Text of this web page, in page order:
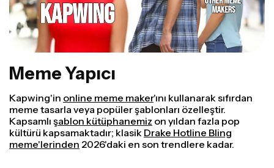
Meme Yapıcı
Kapwing'in online meme maker'ını kullanarak sıfırdan
meme tasarla veya popüler şablonları özelleştir.
Kapsamlı şablon kütüphanemiz on yıldan fazla pop
kültürü kapsamaktadır; klasik Drake Hotline Bling
meme'lerinden 2026'daki en son trendlere kadar.